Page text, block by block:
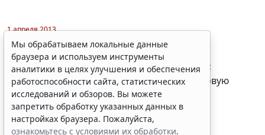
1 апреля 2013
Налог на добычу полезных ископаемых:
- налогоплательщикипредставляютналоговую
декларациюза февраль 2013 г.
Налог на доходы физических лиц:
работоспособности сайта, статистических
исследований и обзоров. Вы можете
запретить обработку указанных данных в
настройках браузера. Пожалуйста,
ознакомьтесь с условиями их обработки.
Принять